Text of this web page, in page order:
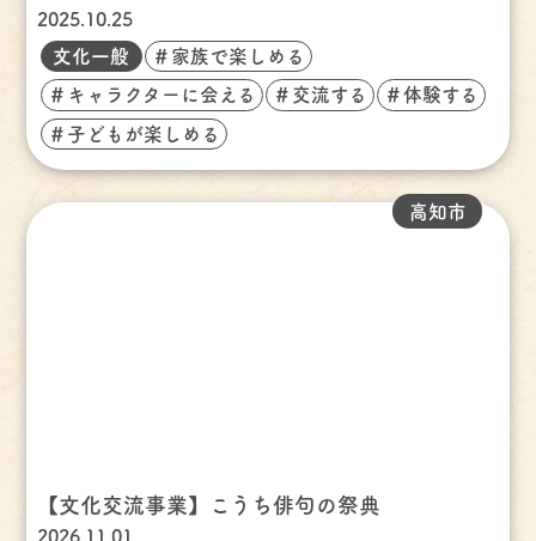
2025.10.25
文化一般 ＃家族で楽しめる
＃キャラクターに会える ＃交流する ＃体験する
＃子どもが楽しめる
【文化交流事業】こうち俳句の祭典
2026.11.01
高知市